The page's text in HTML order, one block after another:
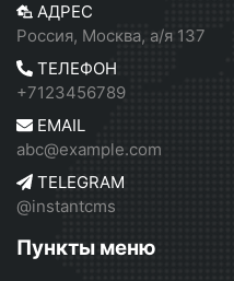
АДРЕС
Россия, Москва, а/я 137
ТЕЛЕФОН
+7123456789
EMAIL
abc@example.com
TELEGRAM
@instantcms
Пункты меню